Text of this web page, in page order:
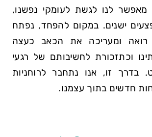
מאפשר לנו לגשת לעומקי נפשנו,
ישנים. במקום להפחד, נפתח
רואה ומעריכה את הכאב כעצה
וכתזכורת לחשיבותם של רגעי
בדרך זו, אנו נתחבר לרוחניות
חדשים בתוך עצמנו.